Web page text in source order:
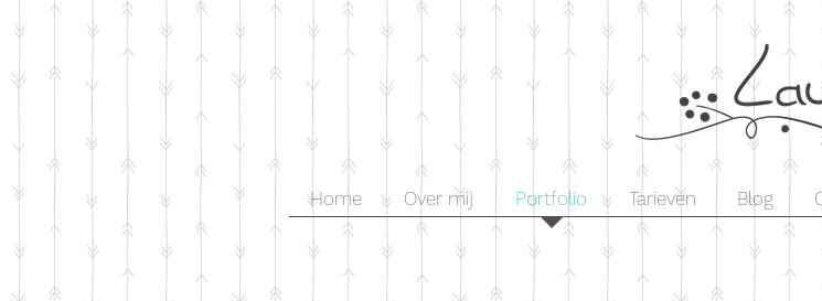
Home Over mij Portfolio Tarieven Blog